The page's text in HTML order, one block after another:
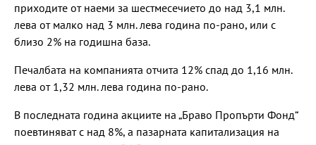
приходите от наеми за шестмесечието до над 3,1 млн.
лева от малко над 3 млн. лева година по-рано, или с
близо 2% на годишна база.
Печалбата на компанията отчита 12% спад до 1,16 млн.
лева от 1,32 млн. лева година по-рано.
В последната година акциите на „Браво Пропърти Фонд“
поевтиняват с над 8%, а пазарната капитализация на